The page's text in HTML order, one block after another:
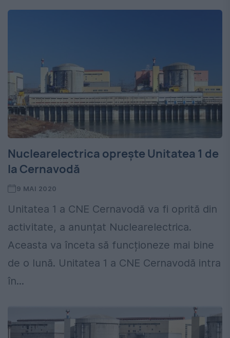
Nuclearelectrica oprește Unitatea 1 de
la Cernavodă
9 MAI 2020
Unitatea 1 a CNE Cernavodă va fi oprită din
activitate, a anunțat Nuclearelectrica.
Aceasta va înceta să funcționeze mai bine
de o lună. Unitatea 1 a CNE Cernavodă intra
în...